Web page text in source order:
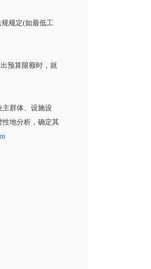
规定(如最低工
预算限额时，就
主群体、设施设
性地分析，确定其